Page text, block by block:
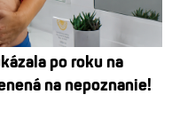
po roku na
na nepoznanie!